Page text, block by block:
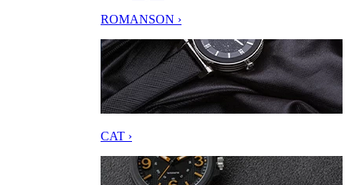
ROMANSON ›
CAT ›